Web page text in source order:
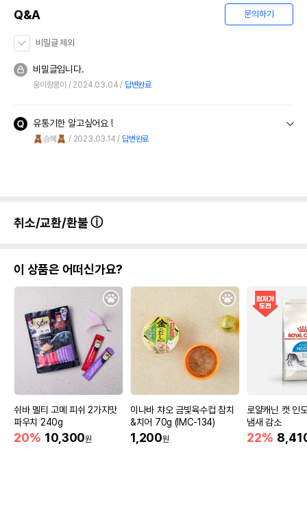
Q&A 문의하기
비밀글 제외
비밀글입니다.
옹이랑콩이 2024.03.04 답변완료
유통기한 알고싶어요 !
🧸승혜🧸 2023.03.14 답변완료
취소/교환/환불
이 상품은 어떠신가요?
쉬바 멜티 고메 피쉬 2가지맛
파우치 240g
20% 10,300원
이나바 챠오 금빛육수컵 참치
&치어 70g (IMC-134)
1,200원
로얄캐닌 캣 인
냄새 감소
22%